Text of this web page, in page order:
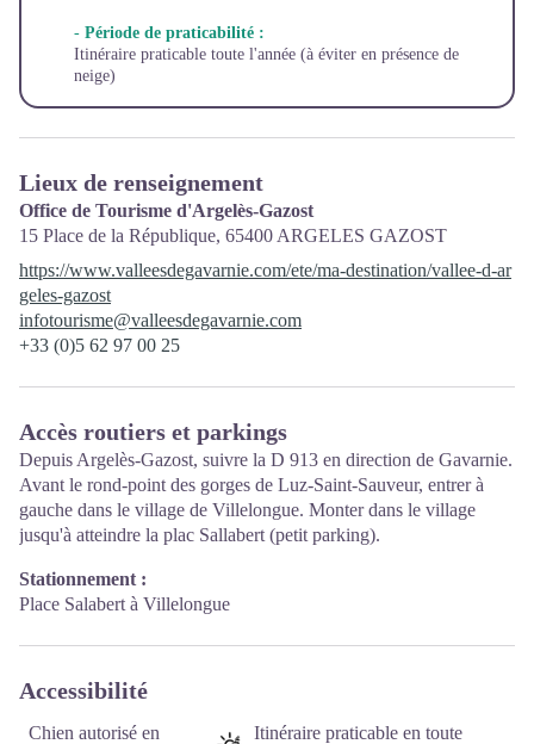
- Période de praticabilité :
Itinéraire praticable toute l'année (à éviter en présence de
neige)
Lieux de renseignement
Office de Tourisme d'Argelès-Gazost
15 Place de la République, 65400 ARGELES GAZOST
https://www.valleesdegavarnie.com/ete/ma-destination/vallee-d-ar
geles-gazost
infotourisme@valleesdegavarnie.com
+33 (0)5 62 97 00 25
Accès routiers et parkings
Depuis Argelès-Gazost, suivre la D 913 en direction de Gavarnie.
Avant le rond-point des gorges de Luz-Saint-Sauveur, entrer à
gauche dans le village de Villelongue. Monter dans le village
jusqu'à atteindre la plac Sallabert (petit parking).
Stationnement :
Place Salabert à Villelongue
Accessibilité
Chien autorisé en
Itinéraire praticable en toute